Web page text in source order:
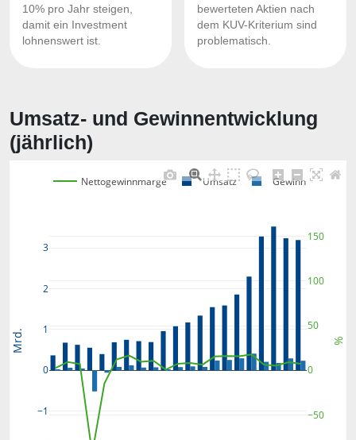
10% pro Jahr steigen,
damit ein Investment
lohnenswert ist.
bewerteten Aktien nach
dem KUV-Kriterium sind
problematisch.
Umsatz- und Gewinnentwicklung
(jährlich)
−1
0
1
2
3
−50
0
50
100
150
Nettogewinnmarge Umsatz Gewinn
Mrd. %